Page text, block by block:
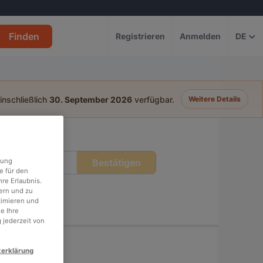
Finden Registrieren Anmelden DE
30. September 2026 verfügbar. Weitere Details
Bestätigen
für den
Erlaubnis.
und zu
und
Ihre
jederzeit von